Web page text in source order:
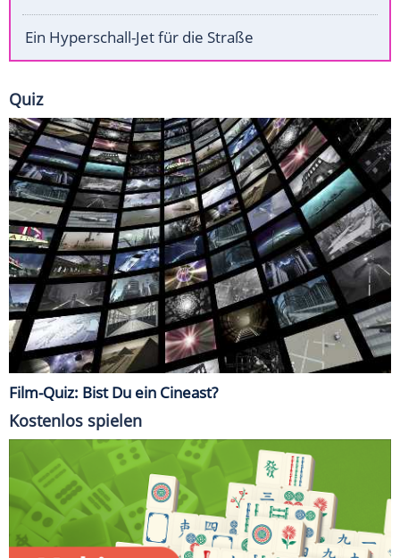
Ein Hyperschall-Jet für die Straße
Quiz
Film-Quiz: Bist Du ein Cineast?
Kostenlos spielen